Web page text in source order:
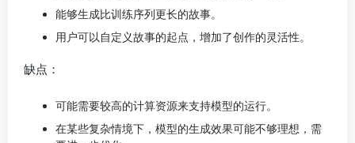
能够生成比训练序列更长的故事。
用户可以自定义故事的起点，增加了创作的灵活性。
缺点：
可能需要较高的计算资源来支持模型的运行。
在某些复杂情境下，模型的生成效果可能不够理想，需